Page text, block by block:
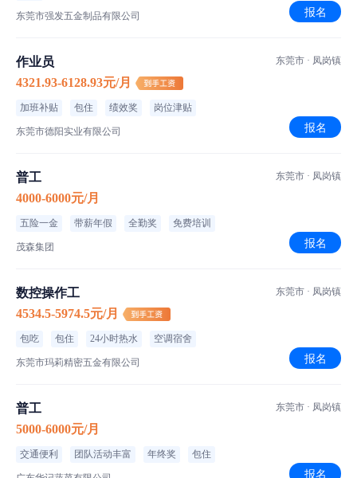
东莞市强发五金制品有限公司 报名
作业员
4321.93-6128.93元/月
加班补贴 包住 绩效奖 岗位津贴
东莞市德阳实业有限公司
东莞市 · 凤岗镇
报名
普工
4000-6000元/月
五险一金 带薪年假 全勤奖 免费培训
茂森集团
东莞市 · 凤岗镇
报名
数控操作工
4534.5-5974.5元/月
包吃 包住 24小时热水 空调宿舍
东莞市玛莉精密五金有限公司
东莞市 · 凤岗镇
报名
普工
5000-6000元/月
交通便利 团队活动丰富 年终奖 包住
东莞市 · 凤岗镇
报名